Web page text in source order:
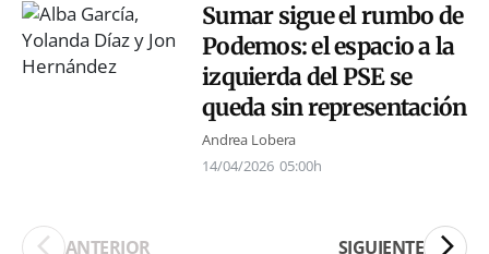
Sumar sigue el rumbo de
Podemos: el espacio a la
izquierda del PSE se
queda sin representación
Andrea Lobera
14/04/2026 05:00h
ANTERIOR SIGUIENTE